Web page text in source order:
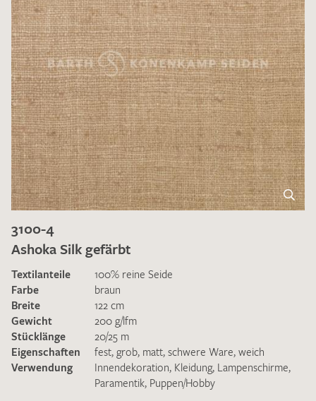
3100-4
Ashoka Silk gefärbt
Textilanteile
100% reine Seide
Farbe
braun
Breite
122 cm
Gewicht
200 g/lfm
Stücklänge
20/25 m
Eigenschaften
fest, grob, matt, schwere Ware, weich
Verwendung
Innendekoration, Kleidung, Lampenschirme,
Paramentik, Puppen/Hobby